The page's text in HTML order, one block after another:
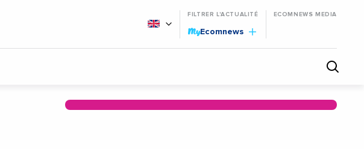
FILTRER L'ACTUALITÉ
MyEcomnews
ECOMNEWS MEDIA